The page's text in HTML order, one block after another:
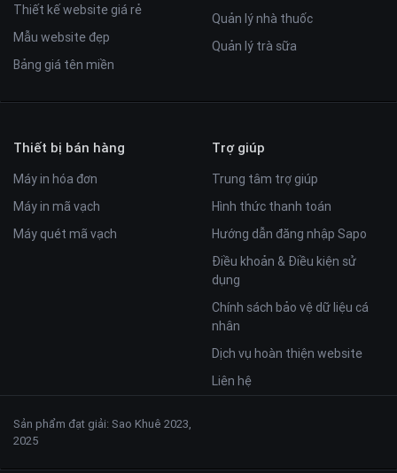
Thiết kế website giá rẻ
Mẫu website đẹp
Bảng giá tên miền
Quản lý nhà thuốc
Quản lý trà sữa
Thiết bị bán hàng
Máy in hóa đơn
Máy in mã vạch
Máy quét mã vạch
Trợ giúp
Trung tâm trợ giúp
Hình thức thanh toán
Hướng dẫn đăng nhập Sapo
Điều khoản & Điều kiện sử
dụng
Chính sách bảo vệ dữ liệu cá
nhân
Dịch vụ hoàn thiện website
Liên hệ
Sản phẩm đạt giải: Sao Khuê 2023,
2025